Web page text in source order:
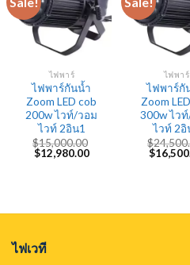
ไฟพาร์
ไฟพาร์กันน้ำ
Zoom LED cob
200w ไวท์/วอม
ไวท์ 2อิน1
$15,000.00
Original
price
$12,980.00Current
ไฟพาร์
ไฟพาร์กั
Zoom
300w ไว
ไวท์ 2อิ
$
Original
price
$
ไฟเวที